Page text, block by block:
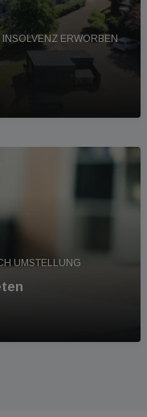
ERWORBEN
UMSTELLUNG